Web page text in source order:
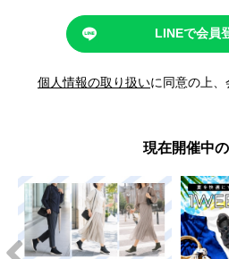
LINEで会員
個人情報の取り扱いに同意の上、
現在開催中